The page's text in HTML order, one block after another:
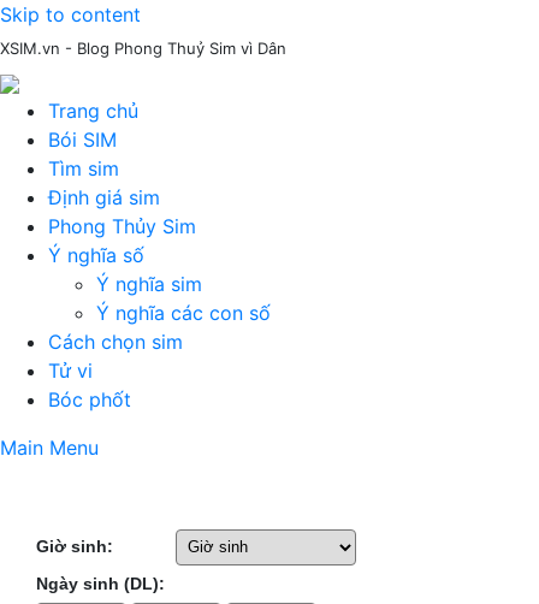
Skip to content
XSIM.vn - Blog Phong Thuỷ Sim vì Dân
Trang chủ
Bói SIM
Tìm sim
Định giá sim
Phong Thủy Sim
Ý nghĩa số
Ý nghĩa sim
Ý nghĩa các con số
Cách chọn sim
Tử vi
Bóc phốt
Main Menu
Giờ sinh:
Ngày sinh (DL):